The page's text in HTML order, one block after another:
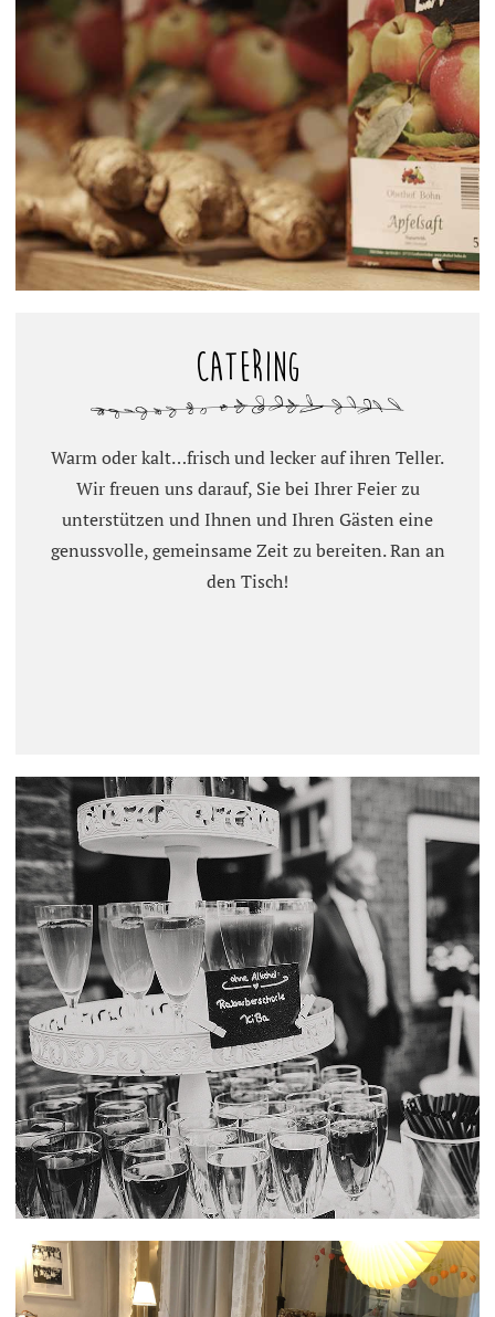
Catering
Warm oder kalt…frisch und lecker auf ihren Teller.
Wir freuen uns darauf, Sie bei Ihrer Feier zu
unterstützen und Ihnen und Ihren Gästen eine
genussvolle, gemeinsame Zeit zu bereiten. Ran an
den Tisch!